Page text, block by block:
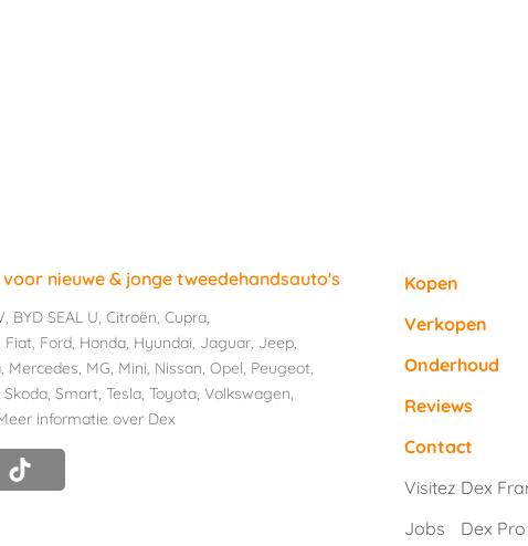
nieuwe & jonge tweedehandsauto's
, BYD SEAL U, Citroën, Cupra,
Fiat, Ford, Honda, Hyundai, Jaguar, Jeep,
, Mercedes, MG, Mini, Nissan, Opel, Peugeot,
Skoda, Smart, Tesla, Toyota, Volkswagen,
informatie over Dex
Kopen
Verkopen
Onderhoud
Reviews
Contact
Visitez Dex
Jobs
Dex Pro